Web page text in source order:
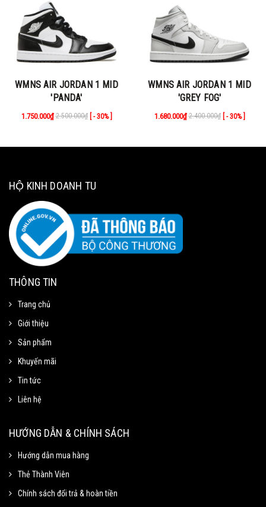
WMNS AIR JORDAN 1 MID
'PANDA'
1.750.000₫ 2.500.000₫ [ - 30% ]
WMNS AIR JORDAN 1 MID
'GREY FOG'
1.680.000₫ 2.400.000₫ [ - 30% ]
HỘ KINH DOANH TU
THÔNG TIN
Trang chủ
Giới thiệu
Sản phẩm
Khuyến mãi
Tin tức
Liên hệ
HƯỚNG DẪN & CHÍNH SÁCH
Hướng dẫn mua hàng
Thẻ Thành Viên
Chính sách đổi trả & hoàn tiền
Mã Giảm Giá
trang thanh toán.
250k.